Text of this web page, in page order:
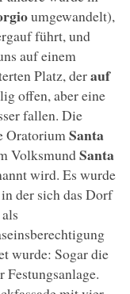
umgewandelt),
führt, und
auf einem
Platz, derauf
offen, aber eine
fallen. Die
Oratorium Santa
VolksmundSanta
wird. Es wurde
der sich das Dorf
wurde: Sogar die
Festungsanlage.